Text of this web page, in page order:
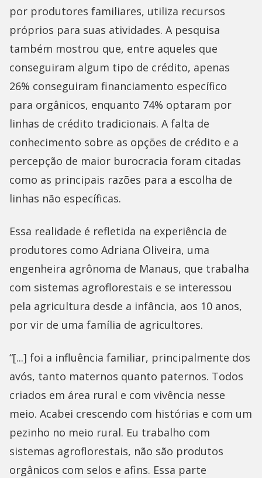
por produtores familiares, utiliza recursos
próprios para suas atividades. A pesquisa
também mostrou que, entre aqueles que
conseguiram algum tipo de crédito, apenas
26% conseguiram financiamento específico
para orgânicos, enquanto 74% optaram por
linhas de crédito tradicionais. A falta de
conhecimento sobre as opções de crédito e a
percepção de maior burocracia foram citadas
como as principais razões para a escolha de
linhas não específicas.
Essa realidade é refletida na experiência de
produtores como Adriana Oliveira, uma
engenheira agrônoma de Manaus, que trabalha
com sistemas agroflorestais e se interessou
pela agricultura desde a infância, aos 10 anos,
por vir de uma família de agricultores.
“[...] foi a influência familiar, principalmente dos
avós, tanto maternos quanto paternos. Todos
criados em área rural e com vivência nesse
meio. Acabei crescendo com histórias e com um
pezinho no meio rural. Eu trabalho com
sistemas agroflorestais, não são produtos
orgânicos com selos e afins. Essa parte